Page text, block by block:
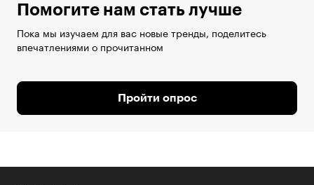
Помогите нам стать лучше
Пока мы изучаем для вас новые тренды, поделитесь
впечатлениями о прочитанном
Пройти опрос